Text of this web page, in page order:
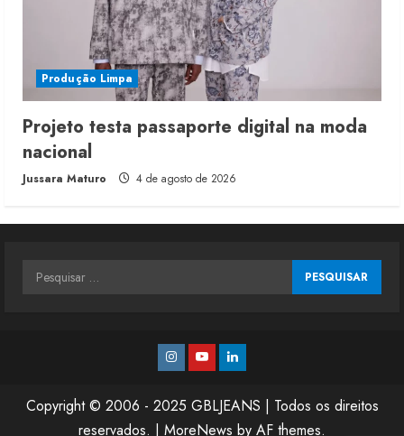
Produção Limpa
Projeto testa passaporte digital na moda
nacional
Jussara Maturo 4 de agosto de 2026
Pesquisar
Instagram
YoutubeLinkedin
Copyright © 2006 - 2025 GBLJEANS | Todos os direitos
reservados. | MoreNews by AF themes.